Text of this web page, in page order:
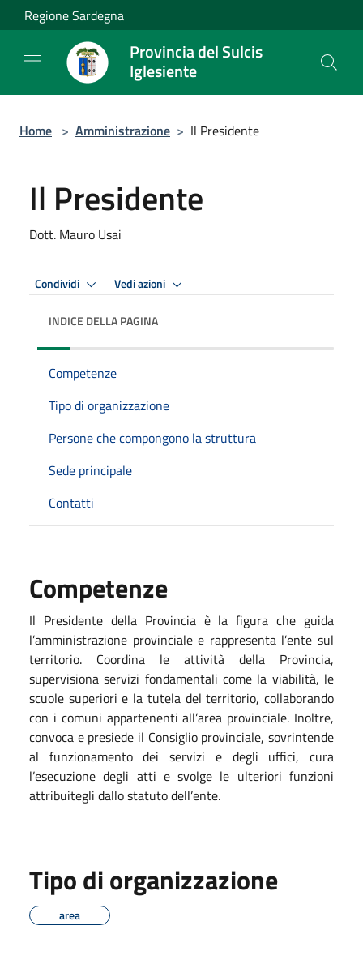
Salta al contenuto principale
Regione Sardegna
Provincia del Sulcis
Iglesiente
Home > Amministrazione > Il Presidente
Il Presidente
Dott. Mauro Usai
Condividi Vedi azioni
INDICE DELLA PAGINA
Competenze
Tipo di organizzazione
Persone che compongono la struttura
Sede principale
Contatti
Competenze
Il Presidente della Provincia è la figura che guida
l’amministrazione provinciale e rappresenta l’ente sul
territorio. Coordina le attività della Provincia,
supervisiona servizi fondamentali come la viabilità, le
scuole superiori e la tutela del territorio, collaborando
con i comuni appartenenti all’area provinciale. Inoltre,
convoca e presiede il Consiglio provinciale, sovrintende
al funzionamento dei servizi e degli uffici, cura
l’esecuzione degli atti e svolge le ulteriori funzioni
attribuitegli dallo statuto dell’ente.
Tipo di organizzazione
area